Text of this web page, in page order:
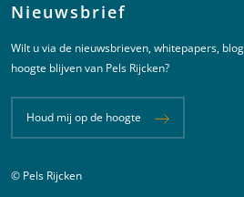
Nieuwsbrief
Wilt u via de nieuwsbrieven, whitepapers,
hoogte blijven van Pels Rijcken?
Houd mij op de hoogte
© Pels Rijcken